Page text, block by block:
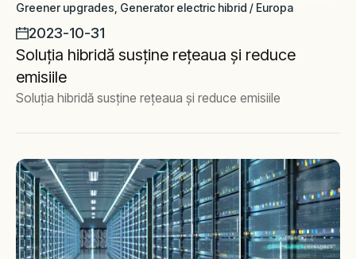
Greener upgrades, Generator electric hibrid / Europa
2023-10-31
Soluția hibridă susține rețeaua și reduce
emisiile
Soluția hibridă susține rețeaua și reduce emisiile